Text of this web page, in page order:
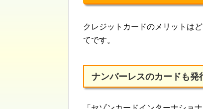
クレジットカードのメリットは
てです。
ナンバーレスのカードも